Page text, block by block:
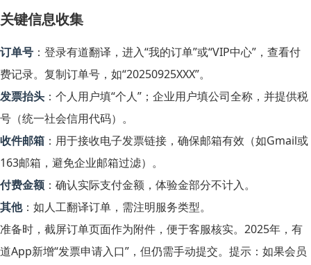
关键信息收集
订单号 ：登录有道翻译，进入“我的订单”或“VIP中心”，查看付
费记录。复制订单号，如“20250925XXX”。
发票抬头 ：个人用户填“个人”；企业用户填公司全称，并提供税
号（统一社会信用代码）。
收件邮箱 ：用于接收电子发票链接，确保邮箱有效（如Gmail或
163邮箱，避免企业邮箱过滤）。
付费金额 ：确认实际支付金额，体验金部分不计入。
其他：如人工翻译订单，需注明服务类型。
准备时，截屏订单页面作为附件，便于客服核实。2025年，有
道App新增“发票申请入口”，但仍需手动提交。提示：如果会员